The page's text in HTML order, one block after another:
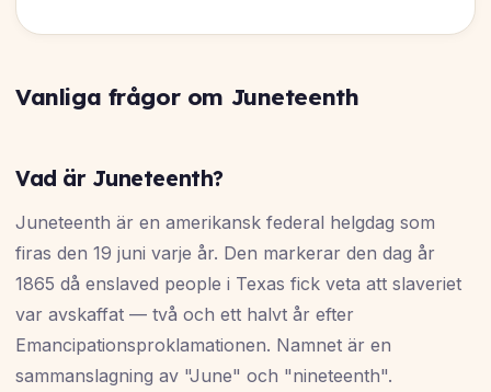
Vanliga frågor om Juneteenth
Vad är Juneteenth?
Juneteenth är en amerikansk federal helgdag som
firas den 19 juni varje år. Den markerar den dag år
1865 då enslaved people i Texas fick veta att slaveriet
var avskaffat — två och ett halvt år efter
Emancipationsproklamationen. Namnet är en
sammanslagning av "June" och "nineteenth".